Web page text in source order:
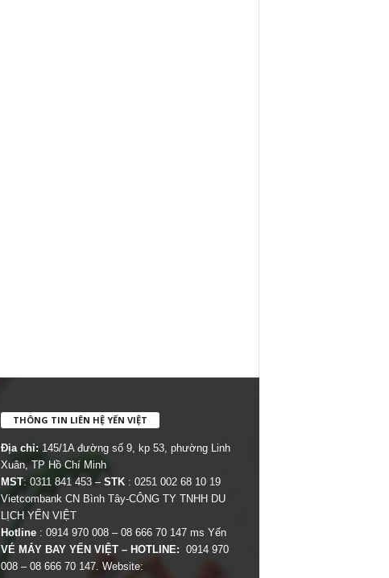
THÔNG TIN LIÊN HỆ YẾN VIỆT
Địa chỉ: 145/1A đường số 9, kp 53, phường Linh
Xuân, TP Hồ Chí Minh
MST: 0311 841 453 – STK: 0251 002 68 10 19
Vietcombank CN Bình Tây-CÔNG TY TNHH DU
LỊCH YẾN VIỆT
Hotline : 0914 970 008 – 08 666 70 147 ms Yến
VÉ MÁY BAY YẾN VIỆT – HOTLINE: 0914 970
008 – 08 666 70 147. Website: